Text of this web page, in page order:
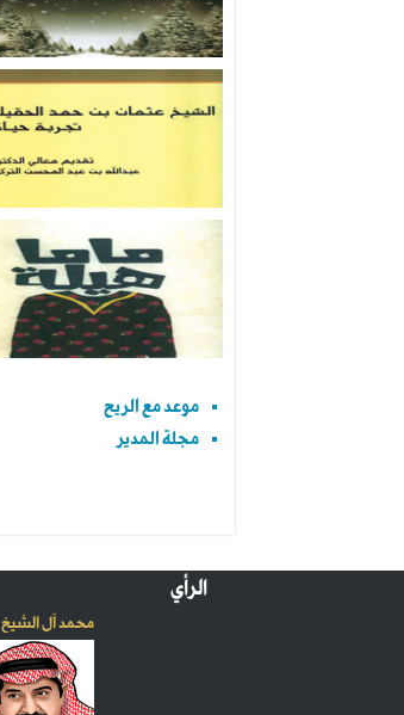
موعد مع الريح
مجلة المدير
الرأي
محمد آل الشيخ